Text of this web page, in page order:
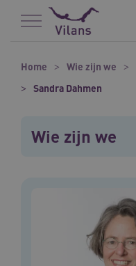
Naar hoofdinhoud
Naar footer
Home Wie zijn we
Sandra Dahmen
Wie zijn we